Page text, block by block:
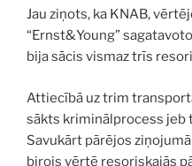
Jau ziņots, ka KNAB,
“Ernst&Young”
bija sācis vismaz trīs
Attiecībā uz trim
sākts kriminālprocess jeb
Savukārt pārējos
birojs vērtē resoriskajās